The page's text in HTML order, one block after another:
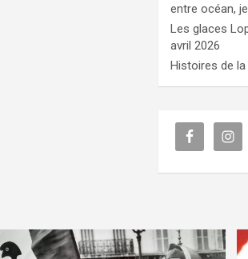
entre océan,
Les glaces
avril 2026
Histoires de